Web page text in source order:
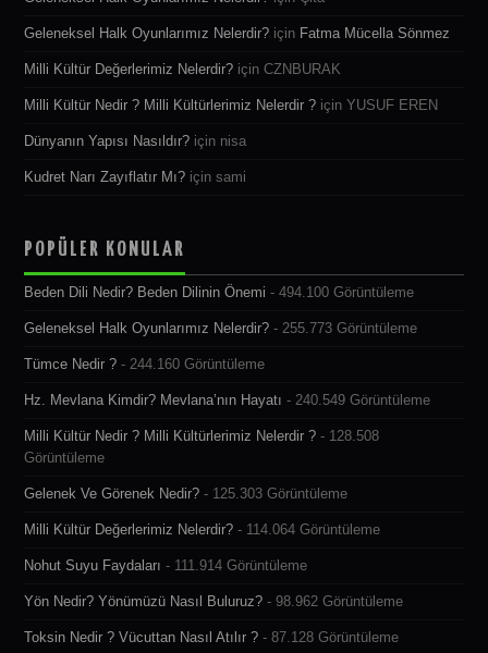
Geleneksel Halk Oyunlarımız Nelerdir? için Fatma Mücella Sönmez
Milli Kültür Değerlerimiz Nelerdir? içinCZNBURAK
Milli Kültür Nedir ? Milli Kültürlerimiz Nelerdir ? için YUSUF EREN
Dünyanın Yapısı Nasıldır? için nisa
Kudret Narı Zayıflatır Mı? içinsami
POPÜLER KONULAR
Beden Dili Nedir? Beden Dilinin Önemi - 494.100 Görüntüleme
Geleneksel Halk Oyunlarımız Nelerdir? - 255.773 Görüntüleme
Tümce Nedir ? - 244.160 Görüntüleme
Hz. Mevlana Kimdir? Mevlana’nın Hayatı - 240.549 Görüntüleme
Milli Kültür Nedir ? Milli Kültürlerimiz Nelerdir ? - 128.508
Görüntüleme
Gelenek Ve Görenek Nedir? - 125.303 Görüntüleme
Milli Kültür Değerlerimiz Nelerdir? - 114.064 Görüntüleme
Nohut Suyu Faydaları - 111.914 Görüntüleme
Yön Nedir? Yönümüzü Nasıl Buluruz? - 98.962 Görüntüleme
Toksin Nedir ? Vücuttan Nasıl Atılır ? - 87.128 Görüntüleme